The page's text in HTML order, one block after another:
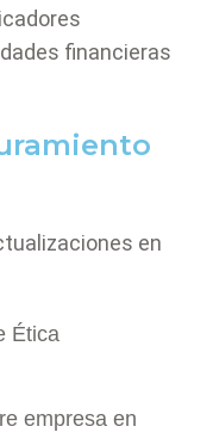
financieras
en
Ética
empresa en